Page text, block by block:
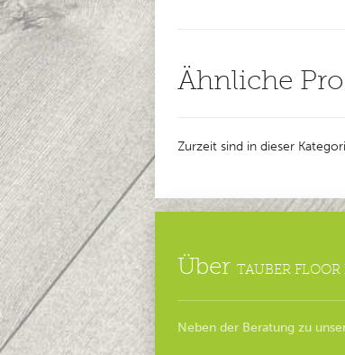
Ähnliche
Zurzeit sind in dieser
Über TAUBER FLOOR
Neben der Beratung zu